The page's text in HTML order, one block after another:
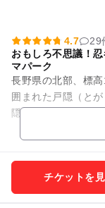
4.7
29
おもしろ不思議！
マパーク
長野県の北部、標
囲まれた戸隠（と
隠流忍者」の里と
に、忍者の世界を
チケットを